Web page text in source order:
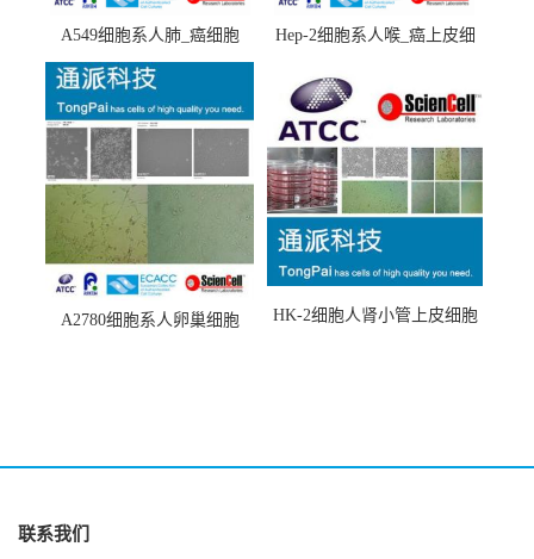
A549细胞系人肺_癌细胞
(A549细胞)
Hep-2细胞系人喉_癌上皮细
A2780细胞系人卵巢细胞
HK-2细胞人肾小管上皮细胞
联系我们